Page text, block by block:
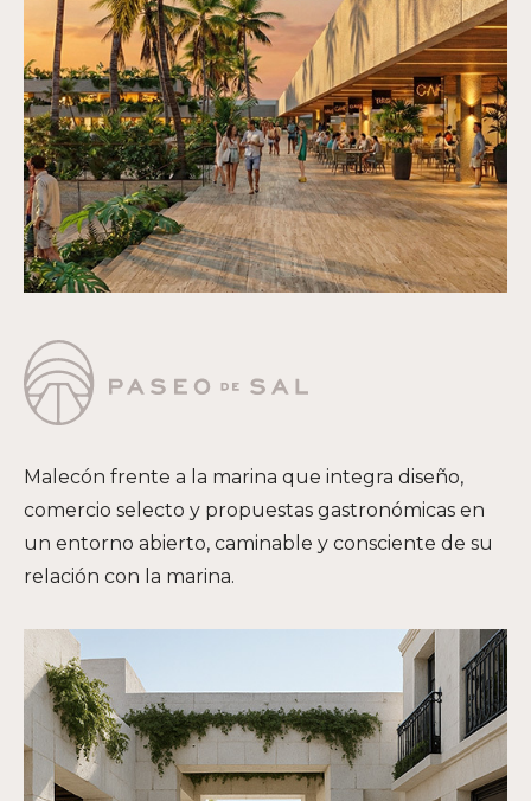
Malecón frente a la marina que integra diseño,
comercio selecto y propuestas gastronómicas en
un entorno abierto, caminable y consciente de su
relación con la marina.